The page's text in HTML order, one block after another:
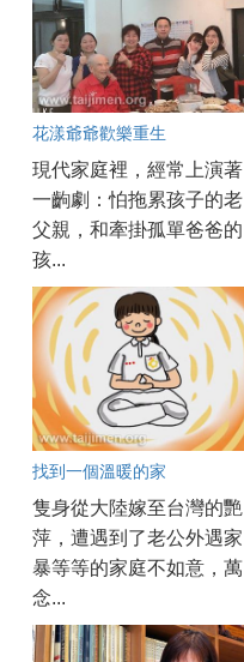
花漾爺爺歡樂重生
現代家庭裡，經常上演著
一齣劇：怕拖累孩子的老
父親，和牽掛孤單爸爸的
孩...
找到一個溫暖的家
隻身從大陸嫁至台灣的艷
萍，遭遇到了老公外遇家
暴等等的家庭不如意，萬
念...